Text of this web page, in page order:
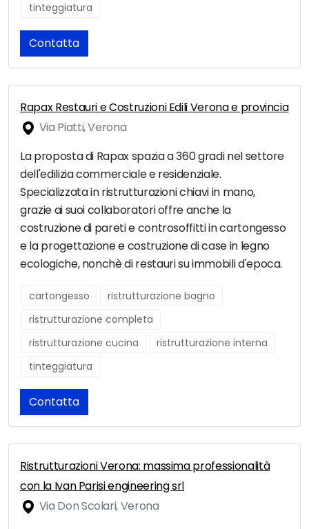
tinteggiatura
Contatta
Rapax Restauri e Costruzioni Edili Verona e provincia
Via Piatti, Verona
La proposta di Rapax spazia a 360 gradi nel settore
dell'edilizia commerciale e residenziale.
Specializzata in ristrutturazioni chiavi in mano,
grazie ai suoi collaboratori offre anche la
costruzione di pareti e controsoffitti in cartongesso
e la progettazione e costruzione di case in legno
ecologiche, nonchè di restauri su immobili d'epoca.
cartongesso
ristrutturazione bagno
ristrutturazione completa
ristrutturazione cucina
ristrutturazione interna
tinteggiatura
Contatta
Ristrutturazioni Verona: massima professionalità
con la Ivan Parisi engineering srl
Via Don Scolari, Verona